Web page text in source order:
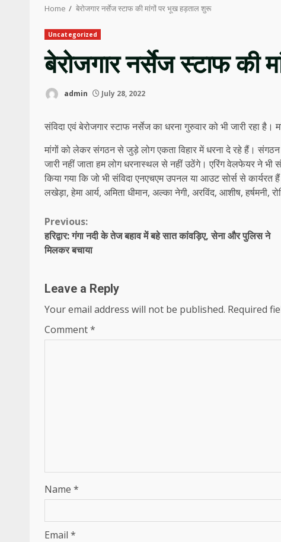
Home बेरोजगार नर्सेज स्टाफ की मांगों पर भूख हड़ताल शुरू
Uncategorized
बेरोजगार नर्सेज स्टाफ की
admin July 28, 2022
संविदा एवं बेरोजगार स्टाफ नर्सेज का धरना गुरुवार को भी जारी
मांगों को लेकर संगठन से जुड़े लोग एकता विहार में धरना दे रहे हैं।
जारी नहीं जाता हम लोग धरनास्थल से नहीं उठेंगे। एरिंग वेलफेयर ने भी
किया गया कि जो भी संविदा एनएचएम उपनल या आउट सोर्स से
लखेड़ा, हेमा आर्य, अमिता धीमान, अल्का नेगी, अरविंद, आशीष, हर्षमनी,
Continue
Reading
Previous:
हरिद्वार: गंगा नदी के तेज बहाव में बहे सात कांवड़िए, सेना और पुलिस ने
मिलकर बचाया
Leave a Reply
Your email address will not be published. Required
Comment*
Name *
Email *